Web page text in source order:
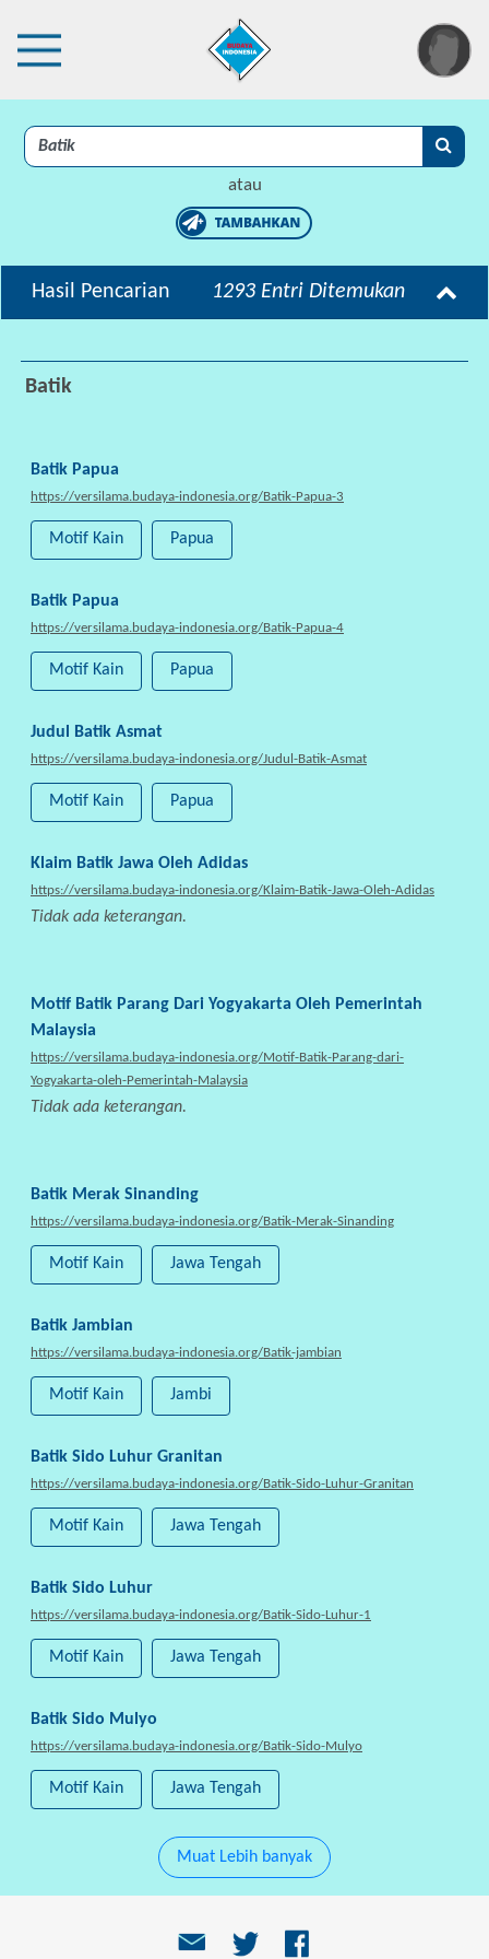
atau
×
P
t
i
P
A
T
I
S
A
S
I
R
A
N
A
Hasil Pencarian 1293 Entri Ditemukan
Batik
Batik Papua
https://versilama.budaya-indonesia.org/Batik-Papua-3
Motif Kain Papua
Batik Papua
https://versilama.budaya-indonesia.org/Batik-Papua-4
Motif Kain Papua
Judul Batik Asmat
https://versilama.budaya-indonesia.org/Judul-Batik-Asmat
Motif Kain Papua
Klaim Batik Jawa Oleh Adidas
https://versilama.budaya-indonesia.org/Klaim-Batik-Jawa-Oleh-Adidas
Tidak ada keterangan.
Motif Batik Parang Dari Yogyakarta Oleh Pemerintah
Malaysia
https://versilama.budaya-indonesia.org/Motif-Batik-Parang-dari-
Yogyakarta-oleh-Pemerintah-Malaysia
Tidak ada keterangan.
Batik Merak Sinanding
https://versilama.budaya-indonesia.org/Batik-Merak-Sinanding
Motif Kain Jawa Tengah
Batik Jambian
https://versilama.budaya-indonesia.org/Batik-jambian
Motif Kain Jambi
Batik Sido Luhur Granitan
https://versilama.budaya-indonesia.org/Batik-Sido-Luhur-Granitan
Motif Kain Jawa Tengah
Batik Sido Luhur
https://versilama.budaya-indonesia.org/Batik-Sido-Luhur-1
Motif Kain Jawa Tengah
Batik Sido Mulyo
https://versilama.budaya-indonesia.org/Batik-Sido-Mulyo
Motif Kain Jawa Tengah
Muat Lebih banyak